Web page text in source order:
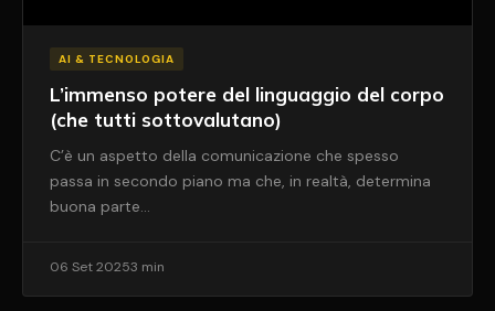
AI & TECNOLOGIA
L’immenso potere del linguaggio del corpo
(che tutti sottovalutano)
C’è un aspetto della comunicazione che spesso
passa in secondo piano ma che, in realtà, determina
buona parte…
06 Set 20253 min